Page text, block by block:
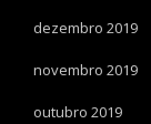
dezembro 2019
novembro 2019
outubro 2019